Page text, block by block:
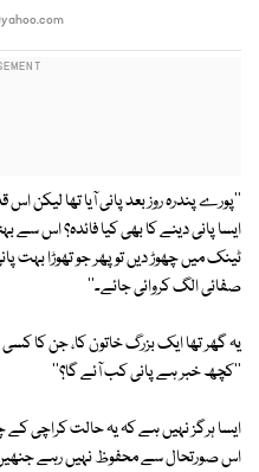
''پورے پندرہ روز بعد پانی آیا تھا لیکن اس
ایسا پانی دینے کا بھی کیا فائدہ؟ اس سے
ٹینک میں چھوڑ دیں تو پھر جو تھوڑا بہت
صفائی الگ کروائی جائے۔''
یہ گھر تھا ایک بزرگ خاتون کا، جن کا
''کچھ خبر ہے پانی کب آئے گا؟''
ایسا ہرگز نہیں ہے کہ یہ حالت کراچی کے
اس صورتحال سے محفوظ نہیں رہے